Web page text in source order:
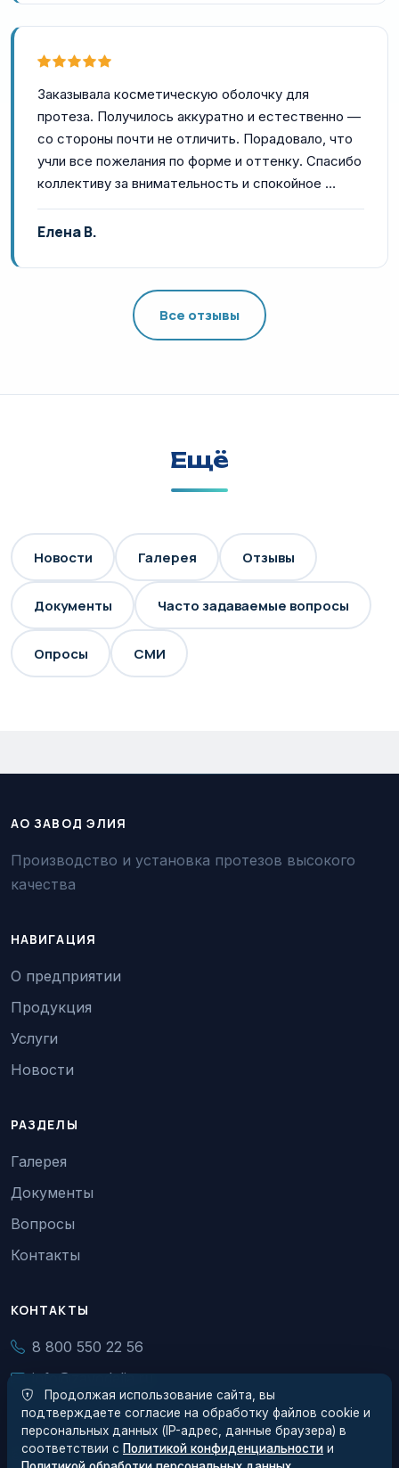
Заказывала косметическую оболочку для
протеза. Получилось аккуратно и естественно —
со стороны почти не отличить. Порадовало, что
учли все пожелания по форме и оттенку. Спасибо
коллективу за внимательность и спокойное …
Елена В.
Все отзывы
Ещё
Новости Галерея Отзывы
Документы Часто задаваемые вопросы
Опросы СМИ
АО ЗАВОД ЭЛИЯ
Производство и установка протезов высокого
качества
НАВИГАЦИЯ
О предприятии
Продукция
Услуги
Новости
РАЗДЕЛЫ
Галерея
Документы
Вопросы
Контакты
КОНТАКТЫ
8 800 550 22 56
info@zavodelia.ru
© 2026 АО Завод Элия. Все права защищены.
Продолжая использование сайта, вы
подтверждаете согласие на обработку файлов cookie и
персональных данных (IP-адрес, данные браузера) в
соответствии с Политикой конфиденциальности и